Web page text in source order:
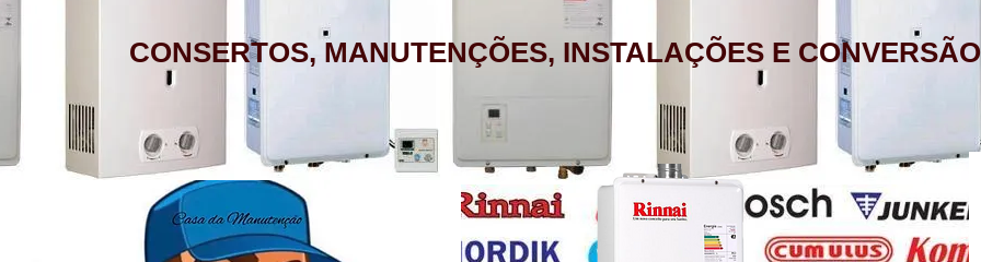
CONSERTOS, MANUTENÇÕES, INSTALAÇÕES E CONVERSÃO
AQUECEDOR A GÁS, CONSERTO,
MANUTENÇÃO, INSTALAÇÃO, ASSISTÊNCIA
TÉCNICA RINNAI RUA BARATA RIBEIRO 232